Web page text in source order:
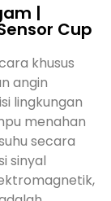
|
Cup
khusus
angin
lingkungan
menahan
secara
sinyal